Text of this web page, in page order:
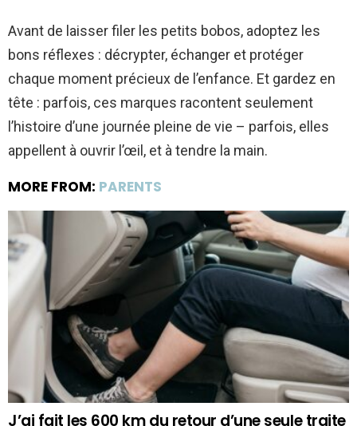
Avant de laisser filer les petits bobos, adoptez les
bons réflexes : décrypter, échanger et protéger
chaque moment précieux de l’enfance. Et gardez en
tête : parfois, ces marques racontent seulement
l’histoire d’une journée pleine de vie – parfois, elles
appellent à ouvrir l’œil, et à tendre la main.
MORE FROM: PARENTS
J’ai fait les 600 km du retour d’une seule traite